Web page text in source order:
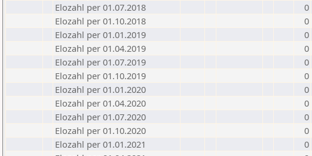
Elozahl per 01.07.2018
0
Elozahl per 01.10.2018
0
Elozahl per 01.01.2019
0
Elozahl per 01.04.2019
0
Elozahl per 01.07.2019
0
Elozahl per 01.10.2019
0
Elozahl per 01.01.2020
0
Elozahl per 01.04.2020
0
Elozahl per 01.07.2020
0
Elozahl per 01.10.2020
0
Elozahl per 01.01.2021
0